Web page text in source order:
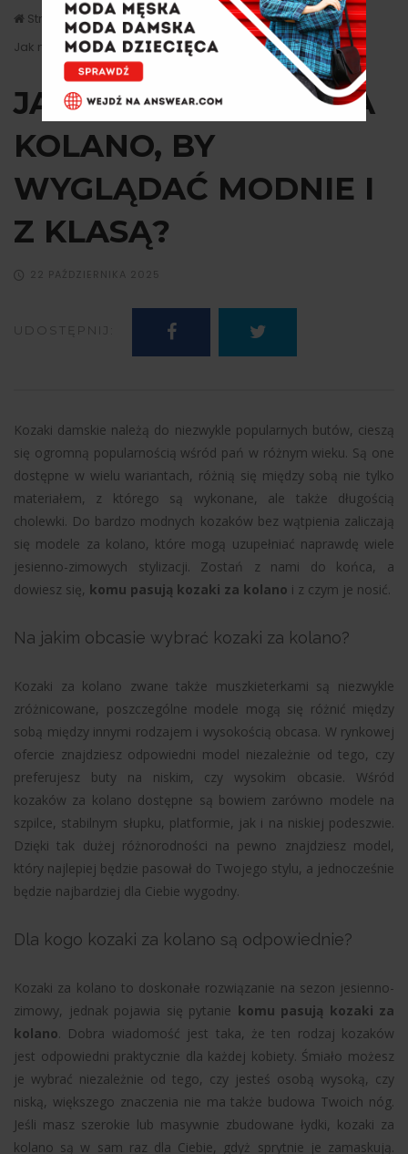
Strona główna
Porady
Jak nosić kozaki za kolano, by wyglądać modnie i z klasą?
JAK NOSIĆ KOZAKI ZA
KOLANO, BY
WYGLĄDAĆ MODNIE I
Z KLASĄ?
22 PAŹDZIERNIKA 2025
UDOSTĘPNIJ:
Kozaki damskie należą do niezwykle popularnych butów, cieszą
się ogromną popularnością wśród pań w różnym wieku. Są one
dostępne w wielu wariantach, różnią się między sobą nie tylko
materiałem, z którego są wykonane, ale także długością
cholewki. Do bardzo modnych kozaków bez wątpienia zaliczają
się modele za kolano, które mogą uzupełniać naprawdę wiele
jesienno-zimowych stylizacji. Zostań z nami do końca, a
dowiesz się, komu pasują kozaki za kolano i z czym je nosić.
Na jakim obcasie wybrać kozaki za kolano?
Kozaki za kolano zwane także muszkieterkami są niezwykle
zróżnicowane, poszczególne modele mogą się różnić między
sobą między innymi rodzajem i wysokością obcasa. W rynkowej
ofercie znajdziesz odpowiedni model niezależnie od tego, czy
preferujesz buty na niskim, czy wysokim obcasie. Wśród
kozaków za kolano dostępne są bowiem zarówno modele na
szpilce, stabilnym słupku, platformie, jak i na niskiej podeszwie.
Dzięki tak dużej różnorodności na pewno znajdziesz model,
który najlepiej będzie pasował do Twojego stylu, a jednocześnie
będzie najbardziej dla Ciebie wygodny.
Dla kogo kozaki za kolano są odpowiednie?
Kozaki za kolano to doskonałe rozwiązanie na sezon jesienno-
zimowy, jednak pojawia się pytanie komu pasują kozaki za
kolano. Dobra wiadomość jest taka, że ten rodzaj kozaków
jest odpowiedni praktycznie dla każdej kobiety. Śmiało możesz
je wybrać niezależnie od tego, czy jesteś osobą wysoką, czy
niską, większego znaczenia nie ma także budowa Twoich nóg.
Jeśli masz szerokie lub masywnie zbudowane łydki, kozaki za
kolano są w sam raz dla Ciebie, gdyż sprytnie je zamaskują.